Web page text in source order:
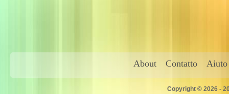
About Contatto Aiuto
Copyright © 2026 -